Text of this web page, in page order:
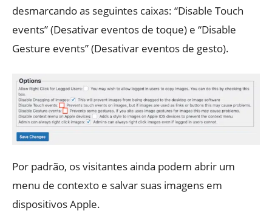
desmarcando as seguintes caixas: “Disable Touch
events” (Desativar eventos de toque) e “Disable
Gesture events” (Desativar eventos de gesto).
Por padrão, os visitantes ainda podem abrir um
menu de contexto e salvar suas imagens em
dispositivos Apple.